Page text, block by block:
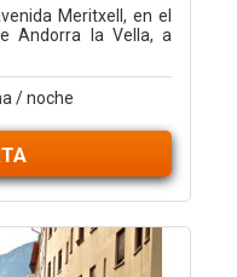
Meritxell, en el
Andorra la Vella, a
/ noche